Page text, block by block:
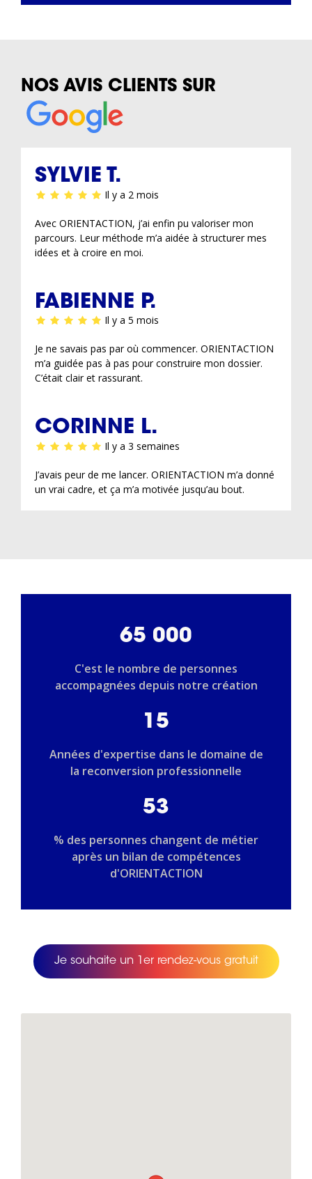
NOS AVIS CLIENTS SUR
SYLVIE T.
Il y a 2 mois
Avec ORIENTACTION, j’ai enfin pu valoriser mon
parcours. Leur méthode m’a aidée à structurer mes
idées et à croire en moi.
FABIENNE P.
Il y a 5 mois
Je ne savais pas par où commencer. ORIENTACTION
m’a guidée pas à pas pour construire mon dossier.
C’était clair et rassurant.
CORINNE L.
Il y a 3 semaines
J’avais peur de me lancer. ORIENTACTION m’a donné
un vrai cadre, et ça m’a motivée jusqu’au bout.
65 000
C'est le nombre de personnes
accompagnées depuis notre création
15
Années d'expertise dans le domaine de
la reconversion professionnelle
53
% des personnes changent de métier
après un bilan de compétences
d'ORIENTACTION
Je souhaite un 1er rendez-vous gratuit